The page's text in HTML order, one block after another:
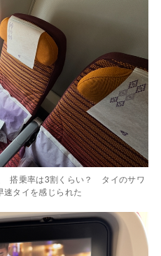
搭乗率は3割くらい？ タイのサワ
速タイを感じられた